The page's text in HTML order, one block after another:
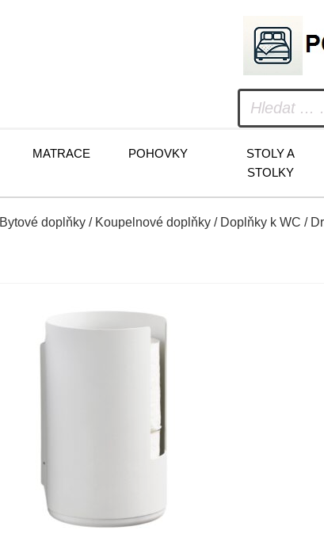
MATRACE POHOVKY
STOLY A
STOLKY
Bytové doplňky / Koupelnové doplňky / Doplňky k WC /